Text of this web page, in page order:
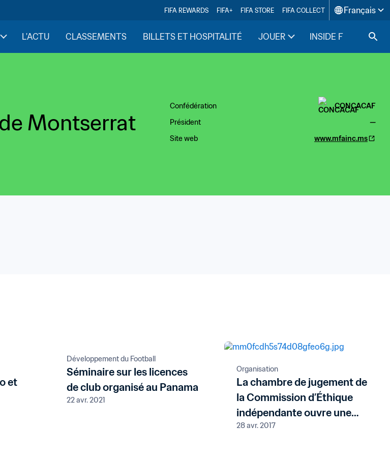
FIFA REWARDS FIFA+ FIFA STORE FIFA COLLECT Français
L'ACTU CLASSEMENTS BILLETS ET HOSPITALITÉ JOUER INSIDE FIFA
Montserrat
Confédération
CONCACAF
Président
—
Site web
www.mfainc.ms
et
Développement du Football
Séminaire sur les licences
de club organisé au Panama
22 avr. 2021
Organisation
La chambre de jugement de
la Commission d’Éthique
indépendante ouvre une
procédure à l’encontre de
28 avr. 2017